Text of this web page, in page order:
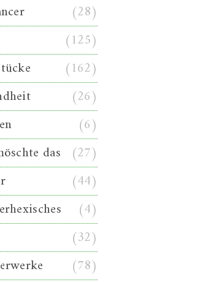
(28)
(125)
(162)
(26)
(6)
das (27)
(44)
(4)
(32)
(78)